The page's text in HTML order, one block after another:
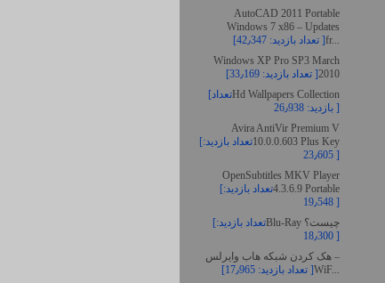
AutoCAD 2011 Portable
Windows 7 x86 – Updates
fr... [تعداد بازدید: 42٫347 ]
Windows XP Pro SP3 March
2010[تعداد بازدید: 33٫169 ]
Hd Wallpapers Collection
[تعداد
بازدید: 26٫938 ]
Avira AntiVir Premium V
10.0.0.603 Plus Key
[تعداد بازدید:
23٫605 ]
OpenSubtitles MKV Player
4.3.6.9 Portable
[تعداد بازدید:
19٫548 ]
Blu-Ray چیست؟
[تعداد بازدید:
18٫300 ]
هک کردن شبکه هاب وایرلس –
WiF...[تعداد بازدید: 17٫965 ]